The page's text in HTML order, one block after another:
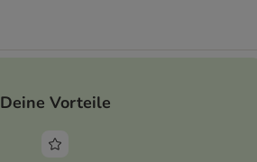
Deine Vorteile